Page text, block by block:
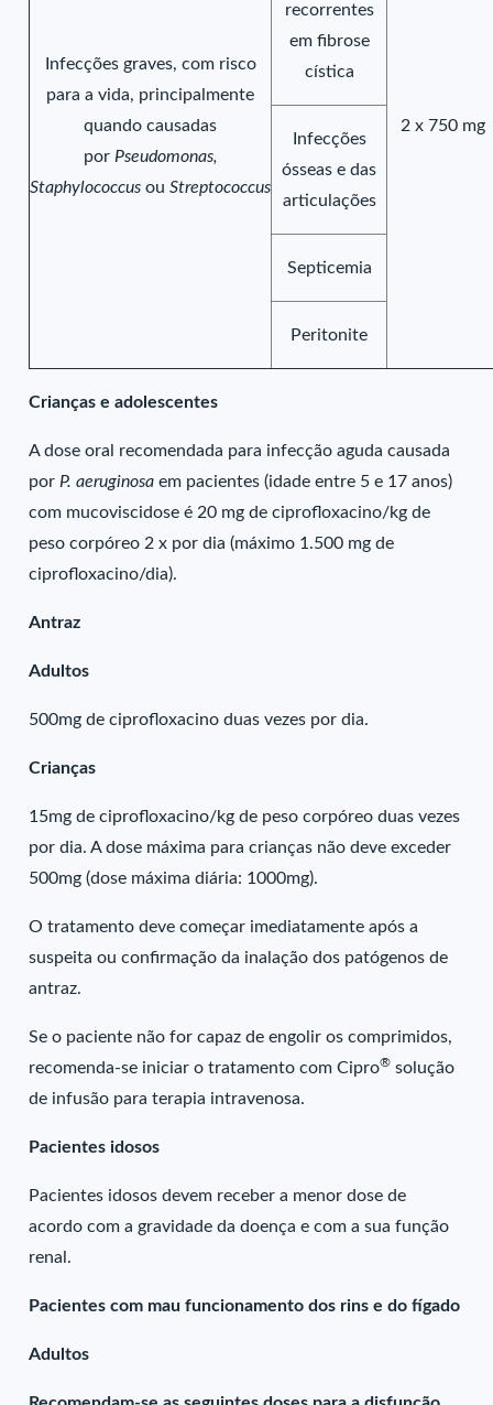
Infecções graves, com risco
para a vida, principalmente
quando causadas
por Pseudomonas,
Staphylococcus ouStreptococcus
2 x 750 mg
recorrentes
em fibrose
cística
Infecções
ósseas e das
articulações
Septicemia
Peritonite
Crianças e adolescentes
A dose oral recomendada para infecção aguda causada
por P. aeruginosa em pacientes (idade entre 5 e 17 anos)
com mucoviscidose é 20 mg de ciprofloxacino/kg de
peso corpóreo 2 x por dia (máximo 1.500 mg de
ciprofloxacino/dia).
Antraz
Adultos
500mg de ciprofloxacino duas vezes por dia.
Crianças
15mg de ciprofloxacino/kg de peso corpóreo duas vezes
por dia. A dose máxima para crianças não deve exceder
500mg (dose máxima diária: 1000mg).
O tratamento deve começar imediatamente após a
suspeita ou confirmação da inalação dos patógenos de
antraz.
Se o paciente não for capaz de engolir os comprimidos,
recomenda-se iniciar o tratamento com Cipro® solução
de infusão para terapia intravenosa.
Pacientes idosos
Pacientes idosos devem receber a menor dose de
acordo com a gravidade da doença e com a sua função
renal.
Pacientes com mau funcionamento dos rins e do fígado
Adultos